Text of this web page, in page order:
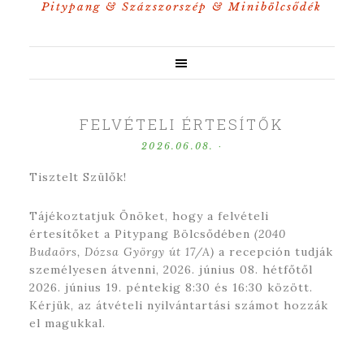
Pitypang & Százszorszép & Minibölcsődék
FELVÉTELI ÉRTESÍTŐK
2026.06.08. ·
Tisztelt Szülők!
Tájékoztatjuk Önöket, hogy a felvételi
értesítőket a Pitypang Bölcsődében (2040
Budaörs, Dózsa György út 17/A) a recepción tudják
személyesen átvenni, 2026. június 08. hétfőtől
2026. június 19. péntekig 8:30 és 16:30 között.
Kérjük, az átvételi nyilvántartási számot hozzák
el magukkal.